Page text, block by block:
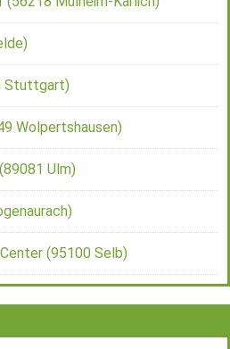
Stuttgart)
Wolpertshausen)
Ulm)
(95100 Selb)